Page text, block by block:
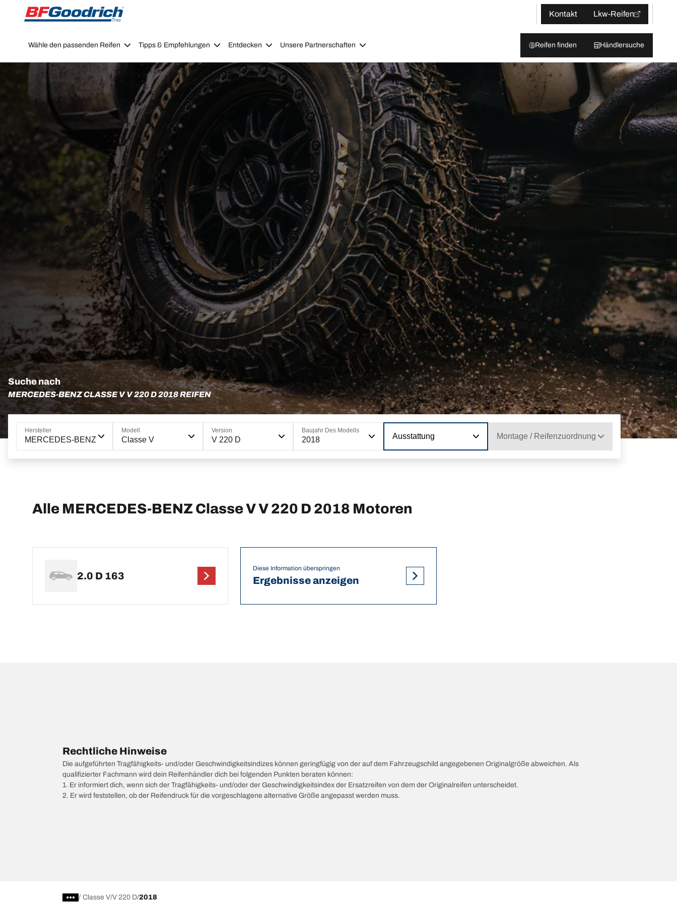
Go to page content
Go to page navigation
Kontakt
Lkw-Reifen
Wähle den passenden Reifen Tipps & Empfehlungen Entdecken Unsere Partnerschaften Reifen finden Händlersuche
Suche nach
MERCEDES-BENZ CLASSE V V 220 D 2018 REIFEN
Hersteller
MERCEDES-BENZ
Modell
Classe V
Version
V 220 D
Baujahr Des Modells
2018 Ausstattung Montage / Reifenzuordnung
Alle MERCEDES-BENZ Classe V V 220 D 2018 Motoren
2.0 D 163
Diese Information überspringen
Ergebnisse anzeigen
Rechtliche Hinweise
Die aufgeführten Tragfähigkeits- und/oder Geschwindigkeitsindizes können geringfügig von der auf dem Fahrzeugschild angegebenen Originalgröße abweichen. Als
qualifizierter Fachmann wird dein Reifenhändler dich bei folgenden Punkten beraten können:
1. Er informiert dich, wenn sich der Tragfähigkeits- und/oder der Geschwindigkeitsindex der Ersatzreifen von dem der Originalreifen unterscheidet.
2. Er wird feststellen, ob der Reifendruck für die vorgeschlagene alternative Größe angepasst werden muss.
/ Classe V V 220 D 2018